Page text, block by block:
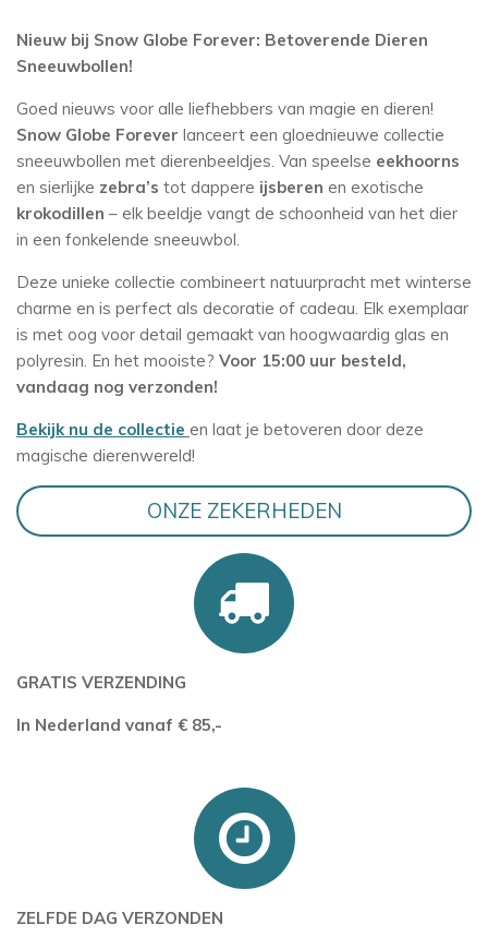
Nieuw bij Snow Globe Forever: Betoverende Dieren
Sneeuwbollen!
Goed nieuws voor alle liefhebbers van magie en dieren!
Snow Globe Forever lanceert een gloednieuwe collectie
sneeuwbollen met dierenbeeldjes. Van speelse eekhoorns
en sierlijke zebra’s tot dappere ijsberen en exotische
krokodillen – elk beeldje vangt de schoonheid van het dier
in een fonkelende sneeuwbol.
Deze unieke collectie combineert natuurpracht met winterse
charme en is perfect als decoratie of cadeau. Elk exemplaar
is met oog voor detail gemaakt van hoogwaardig glas en
polyresin. En het mooiste? Voor 15:00 uur besteld,
vandaag nog verzonden!
Bekijk nu de collectie en laat je betoveren door deze
magische dierenwereld!
ONZE ZEKERHEDEN
GRATIS VERZENDING
In Nederland vanaf € 85,-
ZELFDE DAG VERZONDEN